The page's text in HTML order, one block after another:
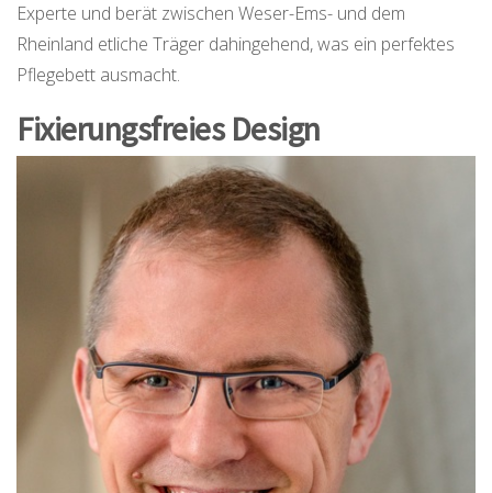
Experte und berät zwischen Weser-Ems- und dem
Rheinland etliche Träger dahingehend, was ein perfektes
Pflegebett ausmacht.
Fixierungsfreies Design